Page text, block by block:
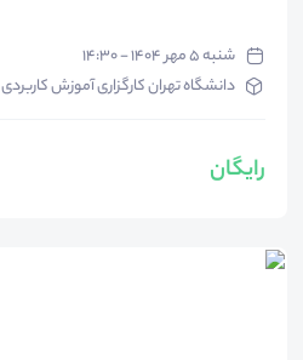
شنبه ۵ مهر ۱۴۰۴ - ۱۴:۳۰
دانشگاه تهران کارگزاری آموزش کاربردی
رایگان